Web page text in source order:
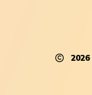
2026